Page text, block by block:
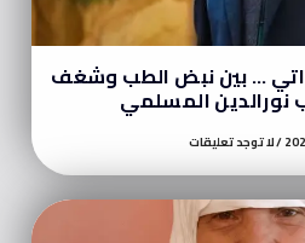
… بين نبض الطب وشغف
نورالدين المسلمي
لا توجد تعليقات